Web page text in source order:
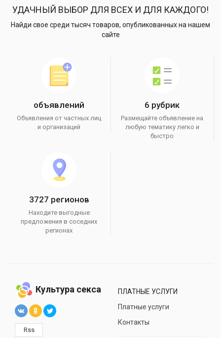
УДАЧНЫЙ ВЫБОР ДЛЯ ВСЕХ И ДЛЯ КАЖДОГО!
Найди свое среди тысяч товаров, опубликованных на нашем
сайте
объявлений
Объявления от частных лиц
и организаций
6 рубрик
Размещайте объявление на
любую тематику легко и
быстро
3727 регионов
Находите выгодные
предложения в соседних
регионах
Культура секса
Rss
ПЛАТНЫЕ УСЛУГИ
Платные услуги
Контакты